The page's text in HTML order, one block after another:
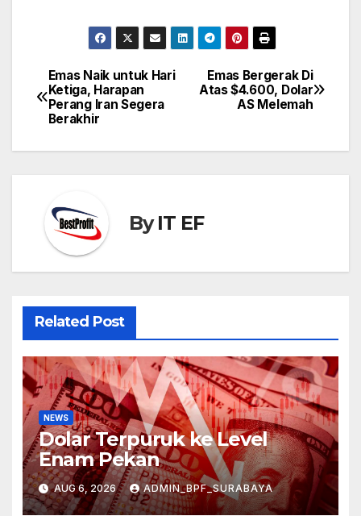
Post
navigation
Emas Bergerak Di
Atas $4.600, Dolar
AS Melemah
Emas Naik untuk Hari
Ketiga, Harapan
Perang Iran Segera
Berakhir
ByIT EF
Related Post
NEWS
Dolar Terpuruk ke Level
Enam Pekan
AUG 6, 2026 ADMIN_BPF_SURABAYA